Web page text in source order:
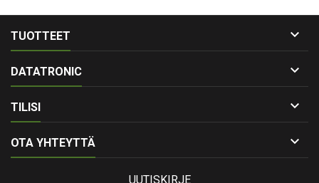
TUOTTEET 
DATATRONIC 
TILISI 
OTA YHTEYTTÄ 
UUTISKIRJE